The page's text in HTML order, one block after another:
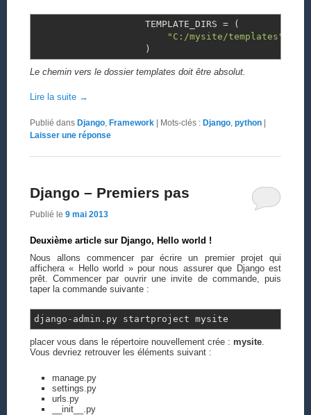
TEMPLATE_DIRS =
(
"C:/mysite/templates"
)
Le chemin vers le dossier templates doit être absolut.
Lire la suite →
Publié dans Django, Framework Mots-clés : Django, python
Laisser une réponse
Django – Premiers pas
Publié le 9 mai 2013
Deuxième article sur Django, Hello world !
Nous allons commencer par écrire un premier projet qui
affichera « Hello world » pour nous assurer que Django est
prêt. Commencer par ouvrir une invite de commande, puis
taper la commande suivante :
django-admin.py startproject mysite
placer vous dans le répertoire nouvellement crée : mysite.
Vous devriez retrouver les éléments suivant :
manage.py
settings.py
urls.py
__init__.py